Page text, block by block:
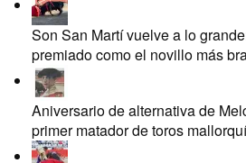
Son San Martí vuelve a lo
premiado como el novillo más
Aniversario de alternativa de
primer matador de toros